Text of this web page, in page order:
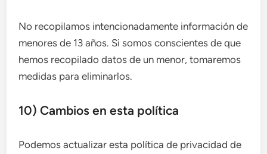
No recopilamos intencionadamente información de
menores de 13 años. Si somos conscientes de que
hemos recopilado datos de un menor, tomaremos
medidas para eliminarlos.
10) Cambios en esta política
Podemos actualizar esta política de privacidad de